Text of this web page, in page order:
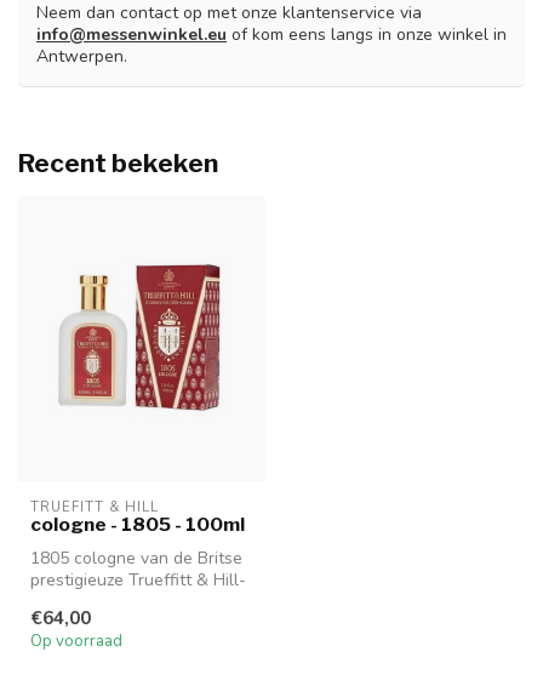
Neem dan contact op met onze klantenservice via
info@messenwinkel.eu of kom eens langs in onze winkel in
Antwerpen.
Recent bekeken
TRUEFITT & HILL
cologne - 1805 - 100ml
1805 cologne van de Britse
prestigieuze Trueffitt & Hill-
€64,00
Op voorraad